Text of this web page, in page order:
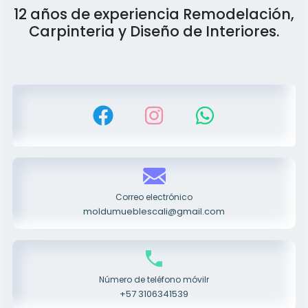
12 años de experiencia Remodelación,
Carpinteria y Diseño de Interiores.
Correo electrónico
moldumueblescali@gmail.com
Número de teléfono móvilr
+57 3106341539